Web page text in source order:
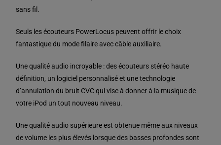
sans fil.
Seuls les écouteurs PowerLocus peuvent offrir le choix
fantastique du mode filaire avec câble auxiliaire.
Une qualité audio incroyable : des écouteurs stéréo haute
définition, un logiciel personnalisé et une technologie
d’annulation du bruit CVC qui vise à donner à la musique de
votre iPod un tout nouveau niveau.
Une qualité audio supérieure est obtenue même aux niveaux
de volume les plus élevés lorsque des basses profondes sont